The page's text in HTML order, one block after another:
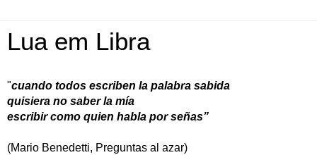
Lua em Libra
"cuando todos escriben la palabra sabida
quisiera no saber la mía
escribir como quien habla por señas”
(Mario Benedetti, Preguntas al azar)